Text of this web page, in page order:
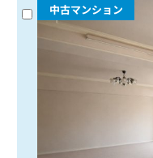
中古マンション